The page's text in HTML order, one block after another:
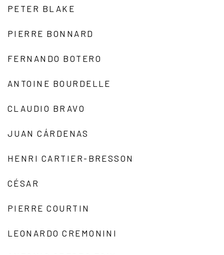
PETER BLAKE
PIERRE BONNARD
FERNANDO BOTERO
ANTOINE BOURDELLE
CLAUDIO BRAVO
JUAN CÁRDENAS
HENRI CARTIER-BRESSON
CÉSAR
PIERRE COURTIN
LEONARDO CREMONINI